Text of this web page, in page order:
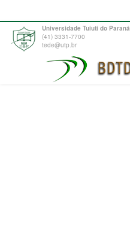
Universidade Tuiuti do Paraná
(41) 3331-7700
tede@utp.br